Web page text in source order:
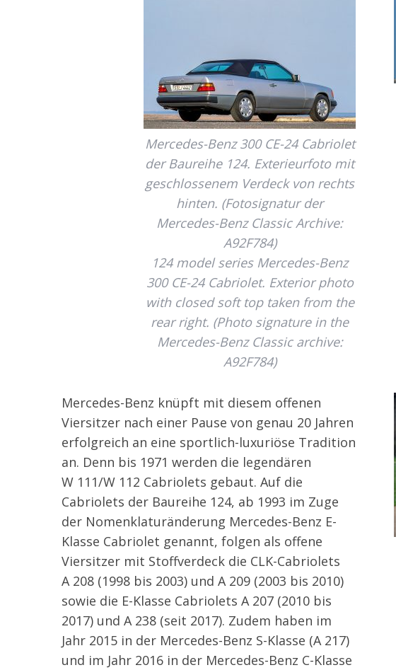
Mercedes-Benz 300 CE-24 Cabriolet
der Baureihe 124. Exterieurfoto mit
geschlossenem Verdeck von rechts
hinten. (Fotosignatur der
Mercedes-Benz Classic Archive:
A92F784)
124 model series Mercedes-Benz
300 CE-24 Cabriolet. Exterior photo
with closed soft top taken from the
rear right. (Photo signature in the
Mercedes-Benz Classic archive:
A92F784)
Mercedes-Benz knüpft mit diesem offenen
Viersitzer nach einer Pause von genau 20 Jahren
erfolgreich an eine sportlich-luxuriöse Tradition
an. Denn bis 1971 werden die legendären
W 111/W 112 Cabriolets gebaut. Auf die
Cabriolets der Baureihe 124, ab 1993 im Zuge
der Nomenklaturänderung Mercedes-Benz E-
Klasse Cabriolet genannt, folgen als offene
Viersitzer mit Stoffverdeck die CLK-Cabriolets
A 208 (1998 bis 2003) und A 209 (2003 bis 2010)
sowie die E-Klasse Cabriolets A 207 (2010 bis
2017) und A 238 (seit 2017). Zudem haben im
Jahr 2015 in der Mercedes-Benz S-Klasse (A 217)
und im Jahr 2016 in der Mercedes-Benz C-Klasse